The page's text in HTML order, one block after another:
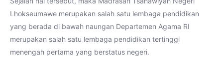
Lhokseumawe merupakan salah satu lembaga pendidikan
yang berada di bawah naungan Departemen Agama RI
merupakan salah satu lembaga pendidikan tertinggi
menengah pertama yang berstatus negeri.